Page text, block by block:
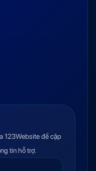
123Website để cập
tin hỗ trợ.